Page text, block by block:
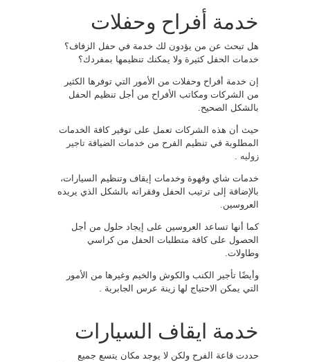
خدمة أفراح وحفلات
هل تبحث عن من يؤدون لك خدمة في حفل الزفاف؟
خدمات الحفل كثيرة ولا يمكنك تنظيمها بمفردك؟
إن خدمة أفراح وحفلات من الأمور التي توفرها الكثير
من الشركات ومكاتب الأفراح من أجل تنظيم الحفل
بالشكل الصحيح.
حيث أن هذه الشركات تعمل على توفير كافة الخدمات
المطلوبة في تنظيم الفرح من خدمات الضيافة تاجير
زوليه
خدمات شاي وقهوة وخدمات إيقاف وتنظيم السيارات،
بالإضافة إلى ترتيب الحفل وفقراته بالشكل الذي يريده
العروسين.
كما أنها تساعد العروسين على إيجاد حلول من أجل
الحصول على كافة متطلبات الحفل من كراسي
وطاولات.
وأيضًا تأجير الكنب والكوش والخيم وغيرها من الأمور
التي يمكن الاحتياج لها زينة عرس الجابرية .
خدمة ايقاف السيارات
حددت قاعة الفرح ولكن لا يوجد مكان يتسع جميع